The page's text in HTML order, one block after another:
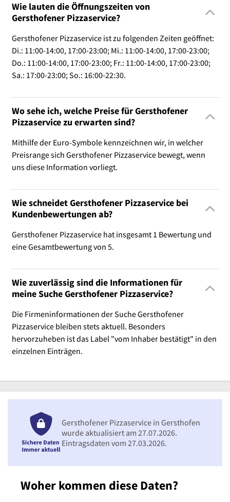
Wie lauten die Öffnungszeiten von
Gersthofener Pizzaservice?
Gersthofener Pizzaservice ist zu folgenden Zeiten geöffnet:
Di.: 11:00-14:00, 17:00-23:00; Mi.: 11:00-14:00, 17:00-23:00;
Do.: 11:00-14:00, 17:00-23:00; Fr.: 11:00-14:00, 17:00-23:00;
Sa.: 17:00-23:00; So.: 16:00-22:30.
Wo sehe ich, welche Preise für Gersthofener
Pizzaservice zu erwarten sind?
Mithilfe der Euro-Symbole kennzeichnen wir, in welcher
Preisrange sich Gersthofener Pizzaservice bewegt, wenn
uns diese Information vorliegt.
Wie schneidet Gersthofener Pizzaservice bei
Kundenbewertungen ab?
Gersthofener Pizzaservice hat insgesamt 1 Bewertung und
eine Gesamtbewertung von 5.
Wie zuverlässig sind die Informationen für
meine Suche Gersthofener Pizzaservice?
Die Firmeninformationen der Suche Gersthofener
Pizzaservice bleiben stets aktuell. Besonders
hervorzuheben ist das Label "vom Inhaber bestätigt" in den
einzelnen Einträgen.
Woher kommen diese Daten?
Gersthofener Pizzaservice in Gersthofen
wurde aktualisiert am 27.07.2026.
Eintragsdaten vom 27.03.2026.